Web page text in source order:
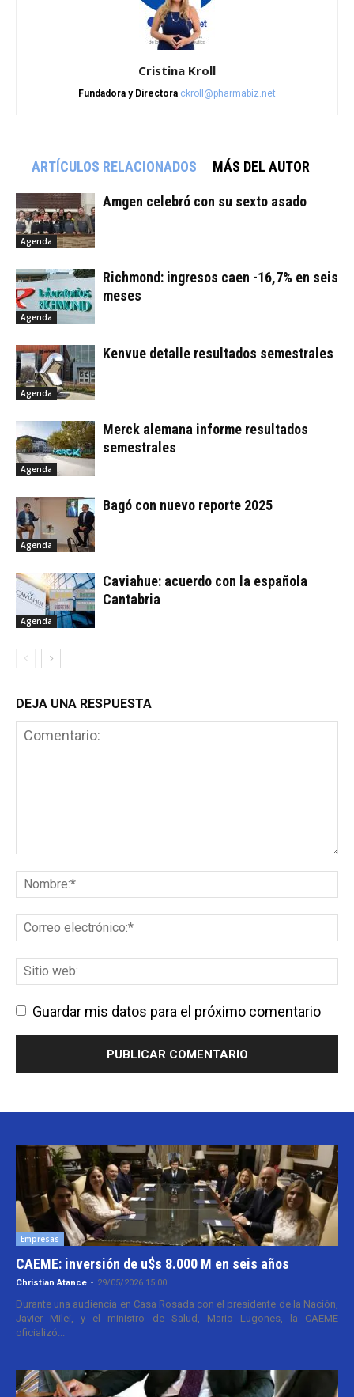
Cristina Kroll
Fundadora y Directora ckroll@pharmabiz.net
ARTÍCULOS RELACIONADOS MÁS DEL AUTOR
Agenda
Amgen celebró con su sexto asado
Agenda
Richmond: ingresos caen -16,7% en seis
meses
Agenda
Kenvue detalle resultados semestrales
Agenda
Merck alemana informe resultados
semestrales
Agenda
Bagó con nuevo reporte 2025
Agenda
Caviahue: acuerdo con la española
Cantabria
DEJA UNA RESPUESTA
Guardar mis datos para el próximo comentario
Empresas
CAEME: inversión de u$s 8.000 M en seis años
Christian Atance - 29/05/2026 15:00
Durante una audiencia en Casa Rosada con el presidente de la Nación,
Javier Milei, y el ministro de Salud, Mario Lugones, la CAEME
oficializó...